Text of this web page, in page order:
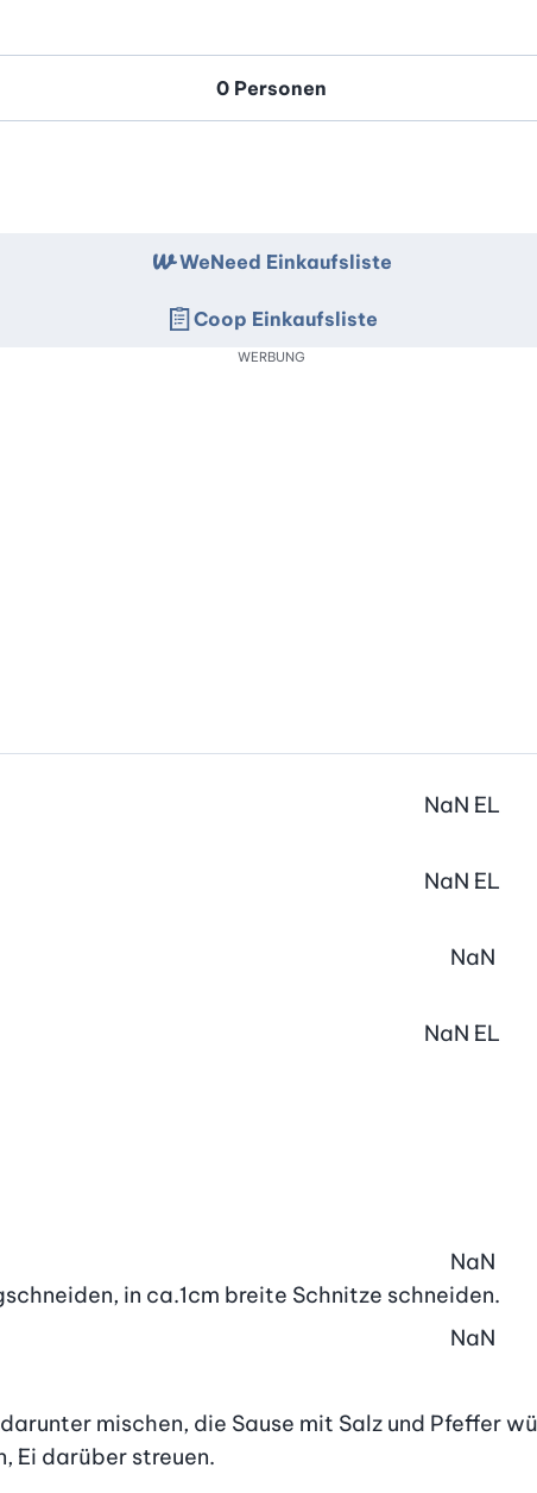
NaN EL
NaN EL
NaN
NaN EL
in ca.1cm breite Schnitze schneiden.
NaN
NaN
mischen, die Sause mit Salz und Pfeffer
Ei darüber streuen.
WeNeed Einkaufsliste
Coop Einkaufsliste
WERBUNG